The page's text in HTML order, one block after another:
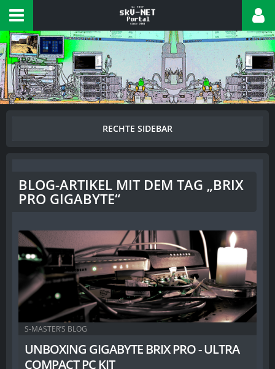
BLOG-ARTIKEL MIT DEM TAG „BRIX
PRO GIGABYTE“
S-MASTER’S BLOG
UNBOXING GIGABYTE BRIX PRO - ULTRA
COMPACT PC KIT